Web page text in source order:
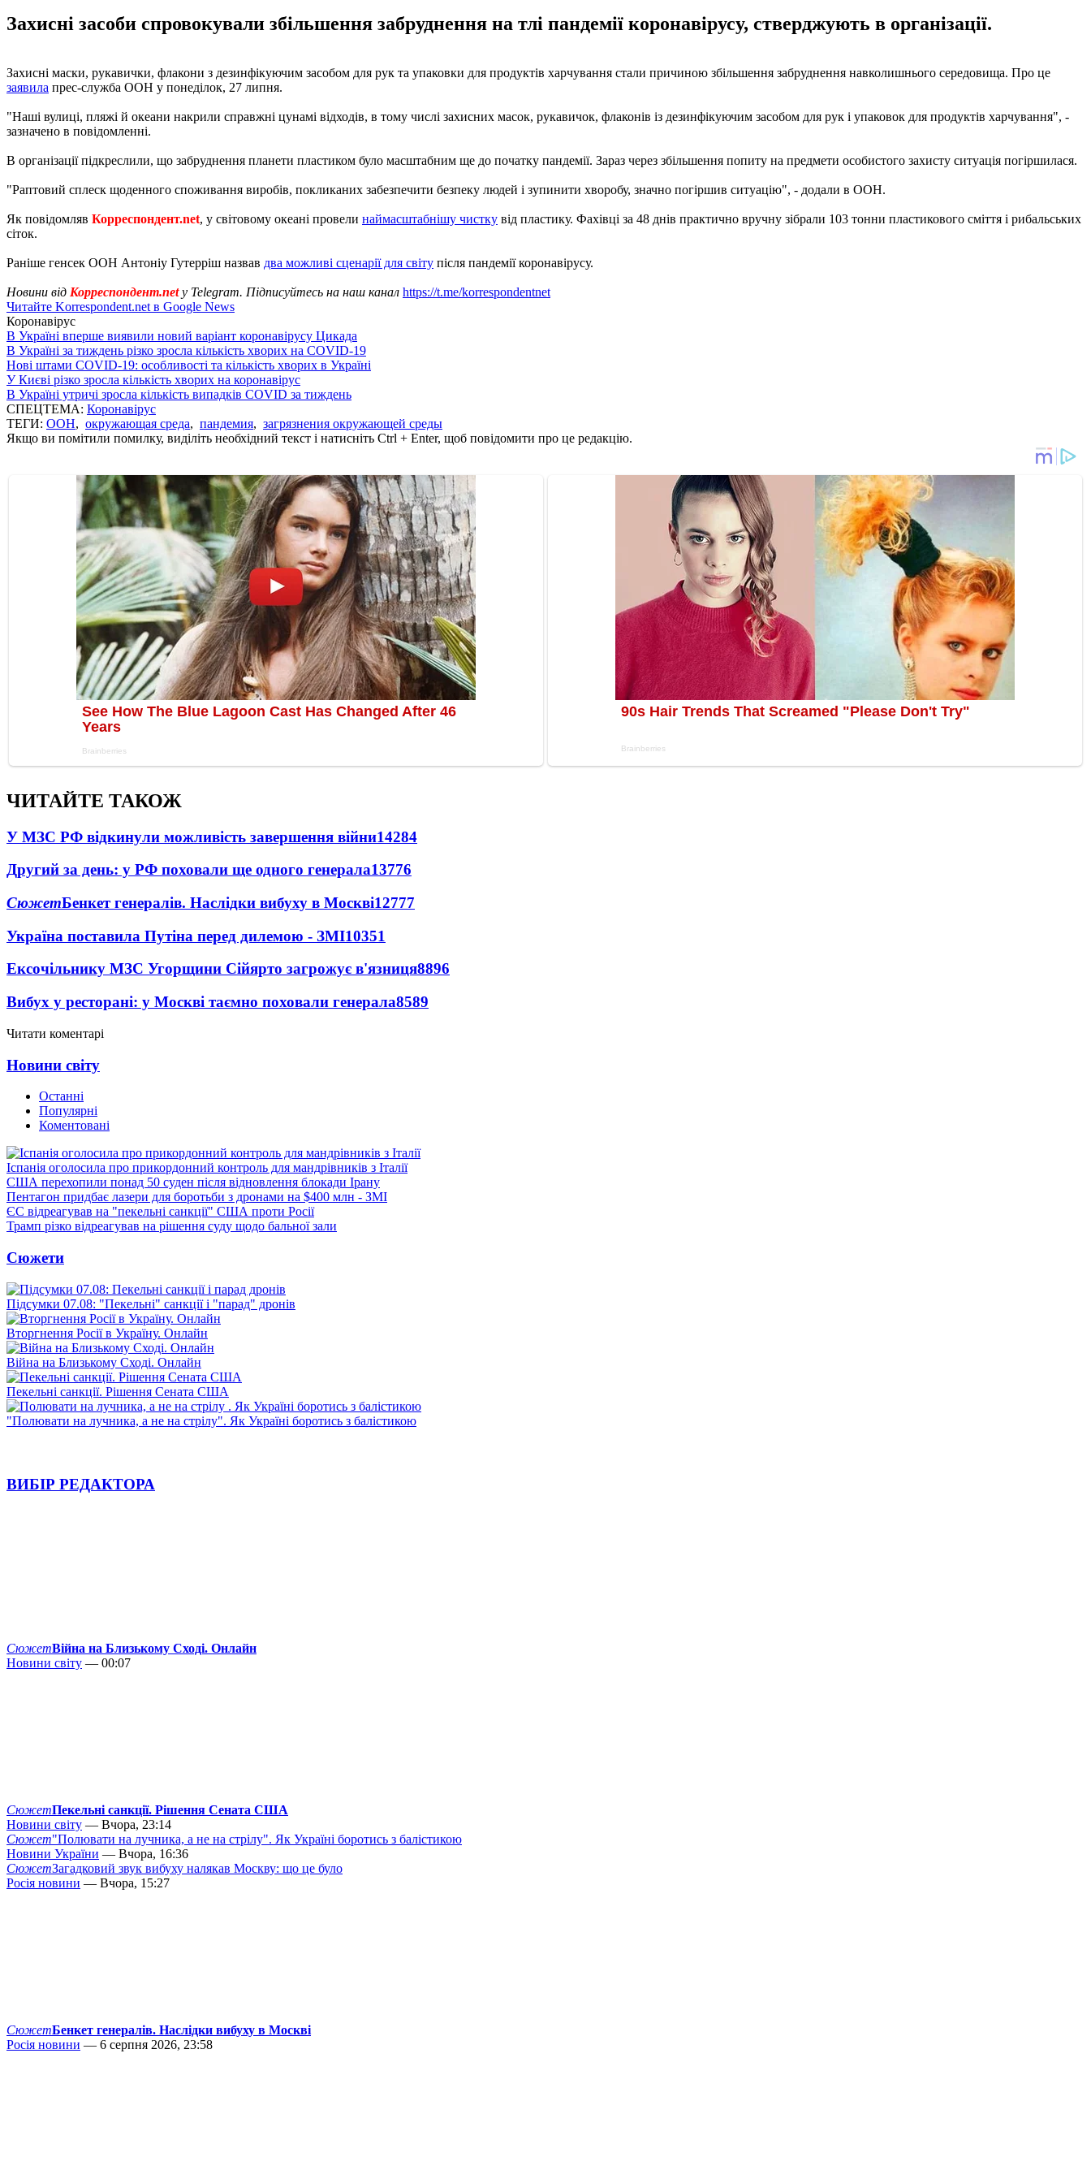
Захисні засоби спровокували збільшення забруднення на тлі пандемії коронавірусу, стверджують в організації.
Захисні маски, рукавички, флакони з дезинфікуючим засобом для рук та упаковки для продуктів харчування стали причиною збільшення забруднення навколишнього середовища. Про це
заявила прес-служба ООН у понеділок, 27 липня.
"Наші вулиці, пляжі й океани накрили справжні цунамі відходів, в тому числі захисних масок, рукавичок, флаконів із дезинфікуючим засобом для рук і упаковок для продуктів харчування", -
зазначено в повідомленні.
В організації підкреслили, що забруднення планети пластиком було масштабним ще до початку пандемії. Зараз через збільшення попиту на предмети особистого захисту ситуація погіршилася.
"Раптовий сплеск щоденного споживання виробів, покликаних забезпечити безпеку людей і зупинити хворобу, значно погіршив ситуацію", - додали в ООН.
Як повідомляв Корреспондент.net, у світовому океані провели наймасштабнішу чистку від пластику. Фахівці за 48 днів практично вручну зібрали 103 тонни пластикового сміття і рибальських
сіток.
Раніше генсек ООН Антоніу Гутерріш назвав два можливі сценарії для світу після пандемії коронавірусу.
Новини від Корреспондент.net у Telegram. Підписуйтесь на наш канал https://t.me/korrespondentnet
Читайте Korrespondent.net в Google News
Коронавірус
В Україні вперше виявили новий варіант коронавірусу Цикада
В Україні за тиждень різко зросла кількість хворих на COVID-19
Нові штами COVID-19: особливості та кількість хворих в Україні
У Києві різко зросла кількість хворих на коронавірус
В Україні утричі зросла кількість випадків COVID за тиждень
СПЕЦТЕМА: Коронавірус
ТЕГИ: ООН, окружающая среда, пандемия, загрязнения окружающей среды
Якщо ви помітили помилку, виділіть необхідний текст і натисніть Ctrl + Enter, щоб повідомити про це редакцію.
ЧИТАЙТЕ ТАКОЖ
У МЗС РФ відкинули можливість завершення війни14284
Другий за день: у РФ поховали ще одного генерала13776
СюжетБенкет генералів. Наслідки вибуху в Москві12777
Україна поставила Путіна перед дилемою - ЗМІ10351
Ексочільнику МЗС Угорщини Сійярто загрожує в'язниця8896
Вибух у ресторані: у Москві таємно поховали генерала8589
Читати коментарі
Новини світу
Останні
Популярні
Коментовані
Іспанія оголосила про прикордонний контроль для мандрівників з Італії
США перехопили понад 50 суден після відновлення блокади Ірану
Пентагон придбає лазери для боротьби з дронами на $400 млн - ЗМІ
ЄС відреагував на "пекельні санкції" США проти Росії
Трамп різко відреагував на рішення суду щодо бальної зали
Сюжети
Підсумки 07.08: "Пекельні" санкції і "парад" дронів
Вторгнення Росії в Україну. Онлайн
Війна на Близькому Сході. Онлайн
Пекельні санкції. Рішення Сената США
"Полювати на лучника, а не на стрілу". Як Україні боротись з балістикою
ВИБІР РЕДАКТОРА
СюжетВійна на Близькому Сході. Онлайн
Новини світу — 00:07
СюжетПекельні санкції. Рішення Сената США
Новини світу — Вчора, 23:14
Сюжет"Полювати на лучника, а не на стрілу". Як Україні боротись з балістикою
Новини України — Вчора, 16:36
СюжетЗагадковий звук вибуху налякав Москву: що це було
Росія новини — Вчора, 15:27
СюжетБенкет генералів. Наслідки вибуху в Москві
Росія новини — 6 серпня 2026, 23:58